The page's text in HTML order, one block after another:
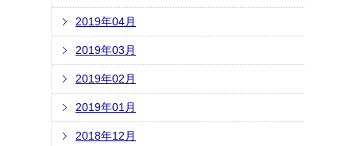
2019年04月
2019年03月
2019年02月
2019年01月
2018年12月